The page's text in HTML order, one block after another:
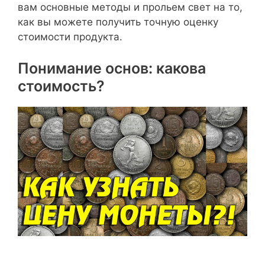
вам основные методы и прольем свет на то,
как вы можете получить точную оценку
стоимости продукта.
Понимание основ: какова
стоимость?